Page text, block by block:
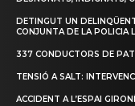
DETINGUT UN
CONJUNTA DE LA POLICIA
337 CONDUCTORS DE
TENSIÓ A SALT:
ACCIDENT A L’ESPAI